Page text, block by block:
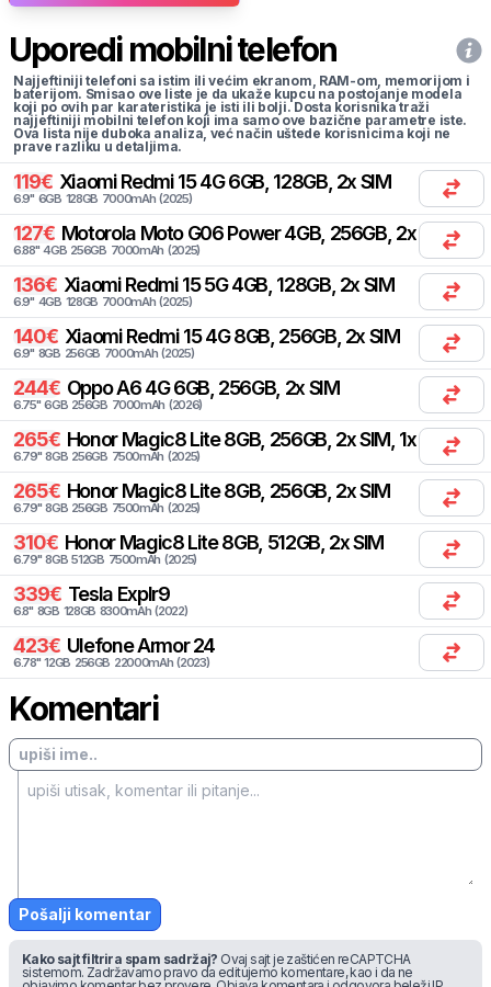
Uporedi mobilni telefon
Najjeftiniji telefoni sa istim ili većim ekranom, RAM-om, memorijom i
baterijom. Smisao ove liste je da ukaže kupcu na postojanje modela
koji po ovih par karateristika je isti ili bolji. Dosta korisnika traži
najjeftiniji mobilni telefon koji ima samo ove bazične parametre iste.
Ova lista nije duboka analiza, već način uštede korisnicima koji ne
prave razliku u detaljima.
119€ Xiaomi Redmi 15 4G 6GB, 128GB, 2x SIM
6.9" 6GB 128GB 7000mAh (2025)
127€ Motorola Moto G06 Power 4GB, 256GB, 2x SIM
6.88" 4GB 256GB 7000mAh (2025)
136€ Xiaomi Redmi 15 5G 4GB, 128GB, 2x SIM
6.9" 4GB 128GB 7000mAh (2025)
140€ Xiaomi Redmi 15 4G 8GB, 256GB, 2x SIM
6.9" 8GB 256GB 7000mAh (2025)
244€ OppoA6 4G 6GB, 256GB, 2x SIM
6.75" 6GB 256GB 7000mAh (2026)
265€ Honor Magic8 Lite 8GB, 256GB, 2x SIM, 1x eSIM
6.79" 8GB 256GB 7500mAh (2025)
265€ Honor Magic8 Lite 8GB, 256GB, 2x SIM
6.79" 8GB 256GB 7500mAh (2025)
310€ Honor Magic8 Lite 8GB, 512GB, 2x SIM
6.79" 8GB 512GB 7500mAh (2025)
339€ Tesla Explr9
6.8" 8GB 128GB 8300mAh (2022)
423€ UlefoneArmor 24
6.78" 12GB 256GB 22000mAh (2023)
Komentari
Pošalji komentar
Kako sajt filtrira spam sadržaj? Ovaj sajt je zaštićen reCAPTCHA
sistemom. Zadržavamo pravo da editujemo komentare, kao i da ne